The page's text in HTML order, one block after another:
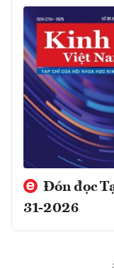
Đón đọc
31-2026